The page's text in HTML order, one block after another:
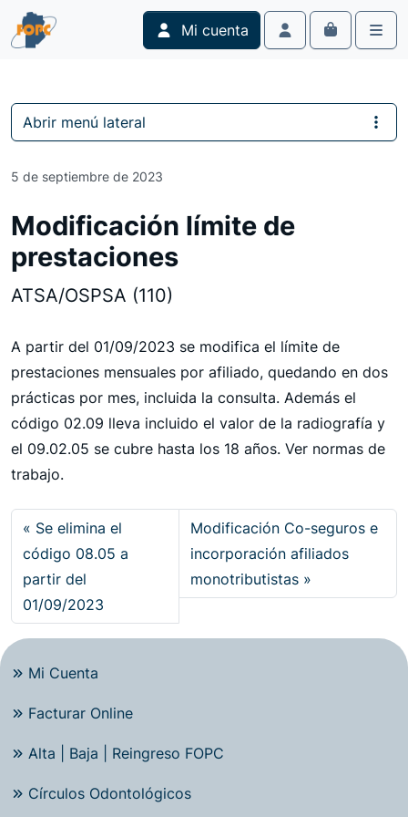
Skip to content
Skip to footer
Mi cuenta
Account
Cart
5 de septiembre de 2023
Modificación límite de
prestaciones
ATSA/OSPSA (110)
A partir del 01/09/2023 se modifica el límite de
prestaciones mensuales por afiliado, quedando en dos
prácticas por mes, incluida la consulta. Además el
código 02.09 lleva incluido el valor de la radiografía y
el 09.02.05 se cubre hasta los 18 años. Ver normas de
trabajo.
Se elimina el
código 08.05 a
partir del
01/09/2023
Modificación Co-seguros e
incorporación afiliados
monotributistas
Abrir menú lateral
Mi Cuenta
Facturar Online
Alta | Baja | Reingreso FOPC
Círculos Odontológicos